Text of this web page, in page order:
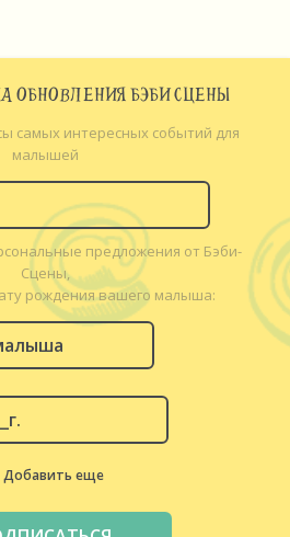
ОБНОВЛЕНИЯ БЭБИ СЦЕНЫ
самых интересных событий для
малышей
предложения от Бэби-
Сцены,
рождения вашего малыша:
Добавить еще